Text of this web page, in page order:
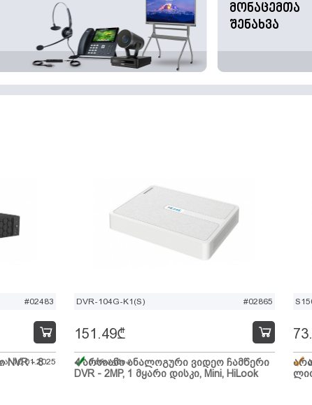
მონაცემთა
შენახვა
#02483
NVR - 8
10.01.2025
DVR-104G-K1(S) #02865
4 არხიანი ანალოგური ვიდეო ჩამწერი
DVR - 2MP, 1 მყარი დისკი, Mini, HiLook
151.49₾
მარაგშია